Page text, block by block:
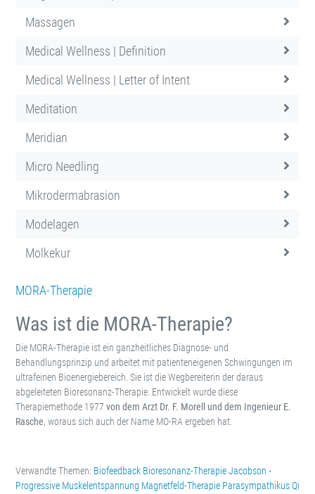
Massagen
Medical Wellness | Definition
Medical Wellness | Letter of Intent
Meditation
Meridian
Micro Needling
Mikrodermabrasion
Modelagen
Molkekur
MORA-Therapie
Was ist die MORA-Therapie?
Die MORA-Therapie ist ein ganzheitliches Diagnose- und
Behandlungsprinzip und arbeitet mit patienteneigenen Schwingungen im
ultrafeinen Bioenergiebereich. Sie ist die Wegbereiterin der daraus
abgeleiteten Bioresonanz-Therapie. Entwickelt wurde diese
Therapiemethode 1977 von dem Arzt Dr. F. Morell und dem Ingenieur E.
Rasche, woraus sich auch der Name MO-RA ergeben hat.
Verwandte Themen: Biofeedback Bioresonanz-TherapieJacobson -
Progressive Muskelentspannung Magnetfeld-Therapie ParasympathikusQi